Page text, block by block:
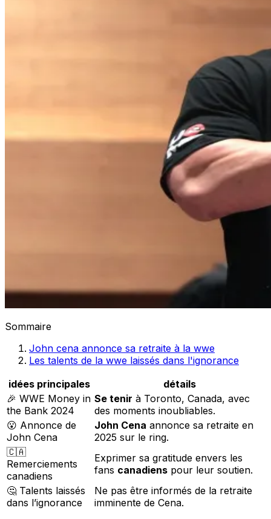
Sommaire
John cena annonce sa retraite à la wwe
Les talents de la wwe laissés dans l'ignorance
idées principales
détails
🎉 WWE Money in
the Bank 2024
Se tenir à Toronto, Canada, avec
des moments inoubliables.
😮 Annonce de
John Cena
John Cena annonce sa retraite en
2025 sur le ring.
🇨🇦
Remerciements
canadiens
Exprimer sa gratitude envers les
fans canadiens pour leur soutien.
🤔 Talents laissés
dans l’ignorance
Ne pas être informés de la retraite
imminente de Cena.